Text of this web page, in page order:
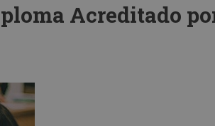
Acreditado